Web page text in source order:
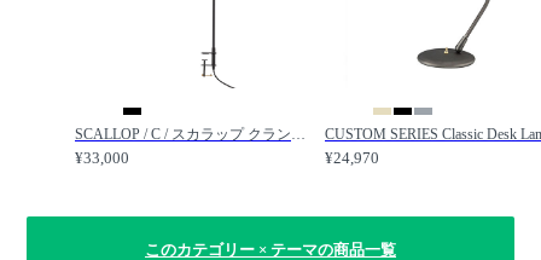
SCALLOP / C / スカラップ クランプ / APROZ / アプロス
¥33,000 ¥24,970
このカテゴリー × テーマの商品一覧